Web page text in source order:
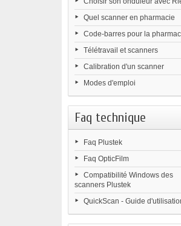
Quel scanner en pharmacie
Code-barres pour la
Télétravail et scanners
Calibration d'un scanner
Modes d'emploi
Faq technique
Faq Plustek
Faq OpticFilm
Compatibilité Windows des
scanners Plustek
QuickScan - Guide